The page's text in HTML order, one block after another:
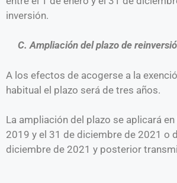
inversión.
C. Ampliación del plazo de
A los efectos de acogerse a la
habitual el plazo será de tres años.
La ampliación del plazo se aplicará
2019 y el 31 de diciembre de 2021 o
diciembre de 2021 y posterior